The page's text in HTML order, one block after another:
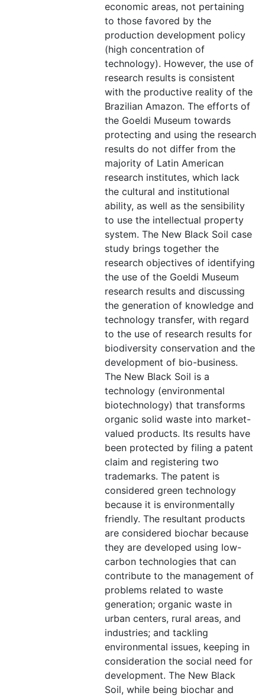
economic areas, not pertaining
to those favored by the
production development policy
(high concentration of
technology). However, the use of
research results is consistent
with the productive reality of the
Brazilian Amazon. The efforts of
the Goeldi Museum towards
protecting and using the research
results do not differ from the
majority of Latin American
research institutes, which lack
the cultural and institutional
ability, as well as the sensibility
to use the intellectual property
system. The New Black Soil case
study brings together the
research objectives of identifying
the use of the Goeldi Museum
research results and discussing
the generation of knowledge and
technology transfer, with regard
to the use of research results for
biodiversity conservation and the
development of bio-business.
The New Black Soil is a
technology (environmental
biotechnology) that transforms
organic solid waste into market-
valued products. Its results have
been protected by filing a patent
claim and registering two
trademarks. The patent is
considered green technology
because it is environmentally
friendly. The resultant products
are considered biochar because
they are developed using low-
carbon technologies that can
contribute to the management of
problems related to waste
generation; organic waste in
urban centers, rural areas, and
industries; and tackling
environmental issues, keeping in
consideration the social need for
development. The New Black
Soil, while being biochar and